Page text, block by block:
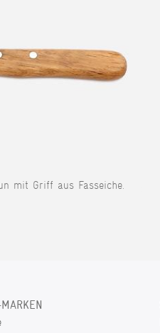
mit Griff aus Fasseiche.